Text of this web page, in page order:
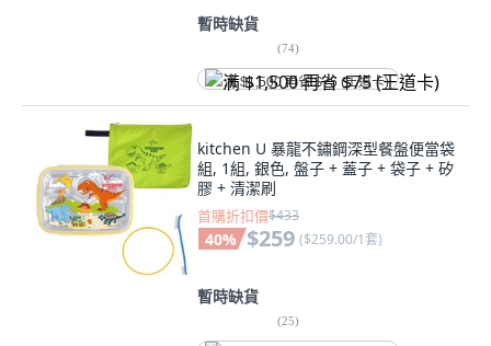
暫時缺貨
(74)
满 $1,500 再省 $75 (王道卡)
kitchen U 暴龍不鏽鋼深型餐盤便當袋
組, 1組, 銀色, 盤子 + 蓋子 + 袋子 + 矽
膠 + 清潔刷
首購折扣價$433
40% $259 ($259.00/1套)
暫時缺貨
(25)